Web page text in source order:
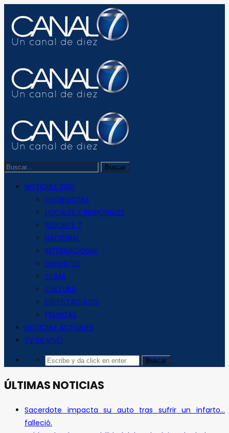
NOTICIAS 2019
ENTREVISTAS
LOCALES Y REGIONALES
REPORTE 7
NACIONAL
INTERNACIONAL
DEPORTES
CLIMA
CULTURA
ESPECTACULOS
FINANZAS
NOTICIAS ACTUALES
TV EN VIVO
ÚLTIMAS NOTICIAS
Sacerdote impacta su auto tras sufrir un infarto…
falleció.